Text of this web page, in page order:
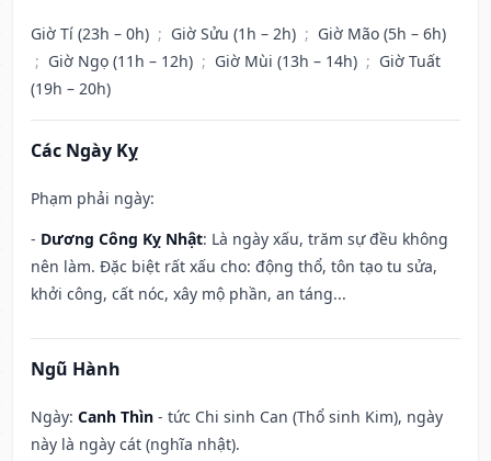
Giờ Tí (23h – 0h) ; Giờ Sửu (1h – 2h) ; Giờ Mão (5h – 6h)
; Giờ Ngọ (11h – 12h) ; Giờ Mùi (13h – 14h) ; Giờ Tuất
(19h – 20h)
Các Ngày Kỵ
Phạm phải ngày:
- Dương Công Kỵ Nhật: Là ngày xấu, trăm sự đều không
nên làm. Đặc biệt rất xấu cho: động thổ, tôn tạo tu sửa,
khởi công, cất nóc, xây mộ phần, an táng...
Ngũ Hành
Ngày: Canh Thìn - tức Chi sinh Can (Thổ sinh Kim), ngày
này là ngày cát (nghĩa nhật).